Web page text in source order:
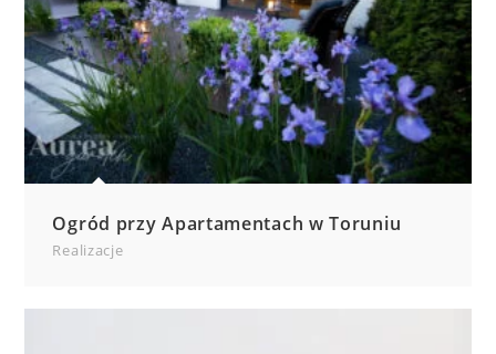
Ogród przy Apartamentach w Toruniu
Realizacje